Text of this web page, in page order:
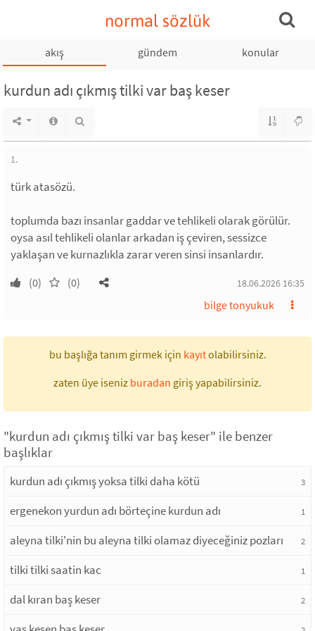
normal sözlük
akış gündem konular
kurdun adı çıkmış tilki var baş keser
1.
türk atasözü.
toplumda bazı insanlar gaddar ve tehlikeli olarak görülür.
oysa asıl tehlikeli olanlar arkadan iş çeviren, sessizce
yaklaşan ve kurnazlıkla zarar veren sinsi insanlardır.
(0) (0) 18.06.2026 16:35
bilge tonyukuk
bu başlığa tanım girmek için kayıtolabilirsiniz.
zaten üye iseniz buradan giriş yapabilirsiniz.
"kurdun adı çıkmış tilki var baş keser" ile benzer
başlıklar
kurdun adı çıkmış yoksa tilki daha kötü 3
ergenekon yurdun adı börteçine kurdun adı 1
aleyna tilki'nin bu aleyna tilki olamaz diyeceğiniz pozları 2
tilki tilki saatin kac 1
dal kıran baş keser 2